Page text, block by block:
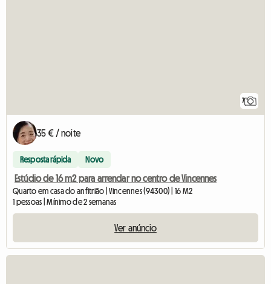
7
35 € / noite
Resposta rápida Novo
Estúdio de 16 m2 para arrendar no centro de Vincennes
Quarto em casa do anfitrião | Vincennes (94300) | 16 M2
1 pessoas | Mínimo de 2 semanas
Ver anúncio